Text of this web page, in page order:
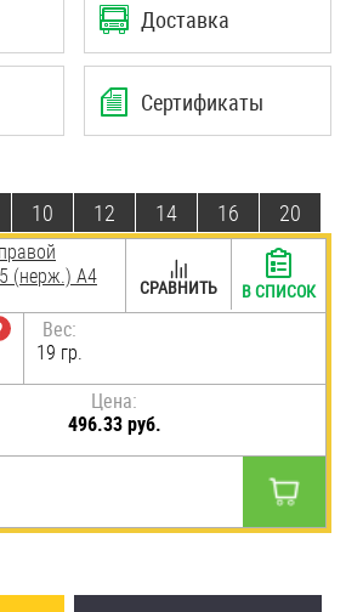
Доставка
Сертификаты
10 12 14 16 20
(нерж.) A4
Вес:
19 гр.
Цена:
496.33 руб.
СРАВНИТЬ В СПИСОК